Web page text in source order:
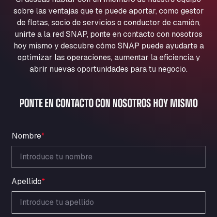
Aqua Ariva GmbH
Marie-Curie-Straße 24, 68219
Aral Autohof Bockel
An der Autobahn 1, 27404
ARAL Autohof Bockenem
Oppelner Str. 1, 31167
Nellinger Str. 24, 89188
ARAL Autohof Preis
ARAL Tankstelle - XXL Truckwash.de
GmbH
Obernburger Str. 127, 63811
Ardleigh South Services
a120 westbound, CO77SL
Area 47 Hermanos Rico
Autovia A4 km 47, 28300
sobre las ventajas que te puede aportar, como gestor
de flotas, socio de servicios o conductor de camión,
unirte a la red SNAP, ponte en contacto con nosotros
hoy mismo y descubre cómo SNAP puede ayudarte a
optimizar las operaciones, aumentar la eficiencia y
abrir nuevas oportunidades para tu negocio.
PONTE EN CONTACTO CON NOSOTROS HOY MISMO
Nombre*
Apellido*